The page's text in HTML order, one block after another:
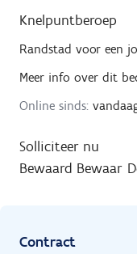
Knelpuntberoep
Randstad voor een
Meer info over dit
Online sinds:
Solliciteer nu
Bewaard Bewaar
Contract